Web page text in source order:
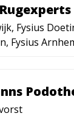
Fysius
Fysius